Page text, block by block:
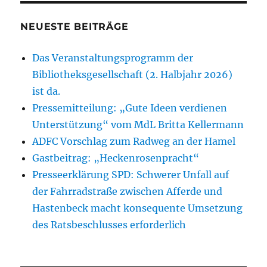
NEUESTE BEITRÄGE
Das Veranstaltungsprogramm der
Bibliotheksgesellschaft (2. Halbjahr 2026)
ist da.
Pressemitteilung: „Gute Ideen verdienen
Unterstützung“ vom MdL Britta Kellermann
ADFC Vorschlag zum Radweg an der Hamel
Gastbeitrag: „Heckenrosenpracht“
Presseerklärung SPD: Schwerer Unfall auf
der Fahrradstraße zwischen Afferde und
Hastenbeck macht konsequente Umsetzung
des Ratsbeschlusses erforderlich